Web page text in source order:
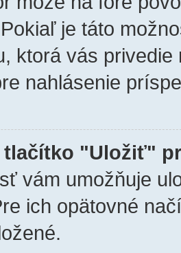
je táto
ktorá vás
nahlásenie
tlačítko "Uložiť"
vám umožňuje
ich opätovné